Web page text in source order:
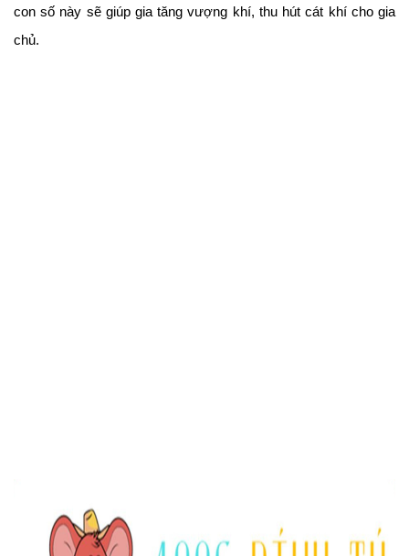
con số này sẽ giúp gia tăng vượng khí, thu hút cát khí cho gia
chủ.